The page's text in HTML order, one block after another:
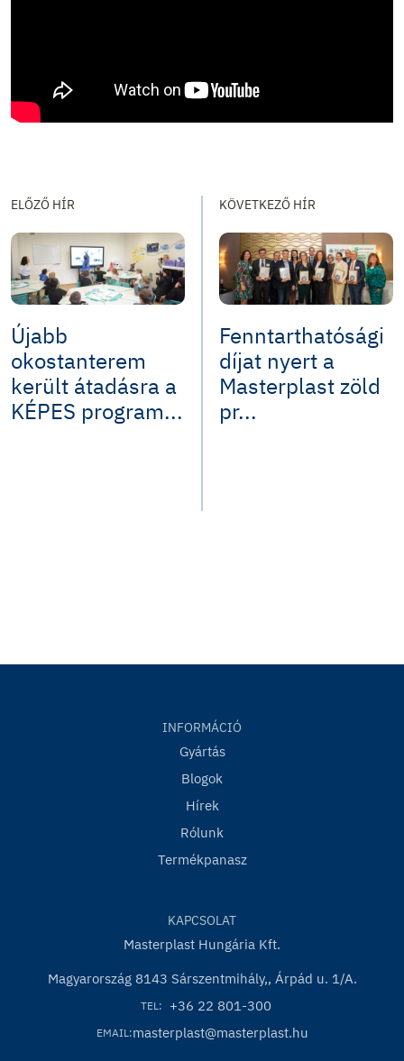
ELŐZŐ HÍR
Újabb
okostanterem
került átadásra a
KÉPES program...
KÖVETKEZŐ HÍR
Fenntarthatósági
díjat nyert a
Masterplast zöld
pr...
INFORMÁCIÓ
Gyártás
Blogok
Hírek
Rólunk
Termékpanasz
KAPCSOLAT
Masterplast Hungária Kft.
Magyarország 8143 Sárszentmihály,, Árpád u. 1/A.
TEL: +36 22 801-300
EMAIL:masterplast@masterplast.hu